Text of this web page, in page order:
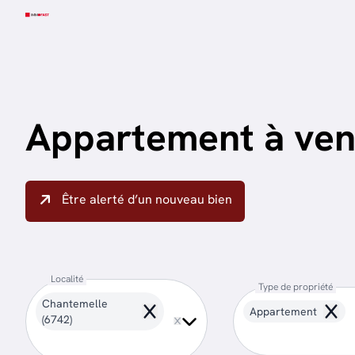
Appartement à
Être alerté d’un nouveau bien
Localité
Chantemelle
(6742)
Remove
Type de propriété
Appartement